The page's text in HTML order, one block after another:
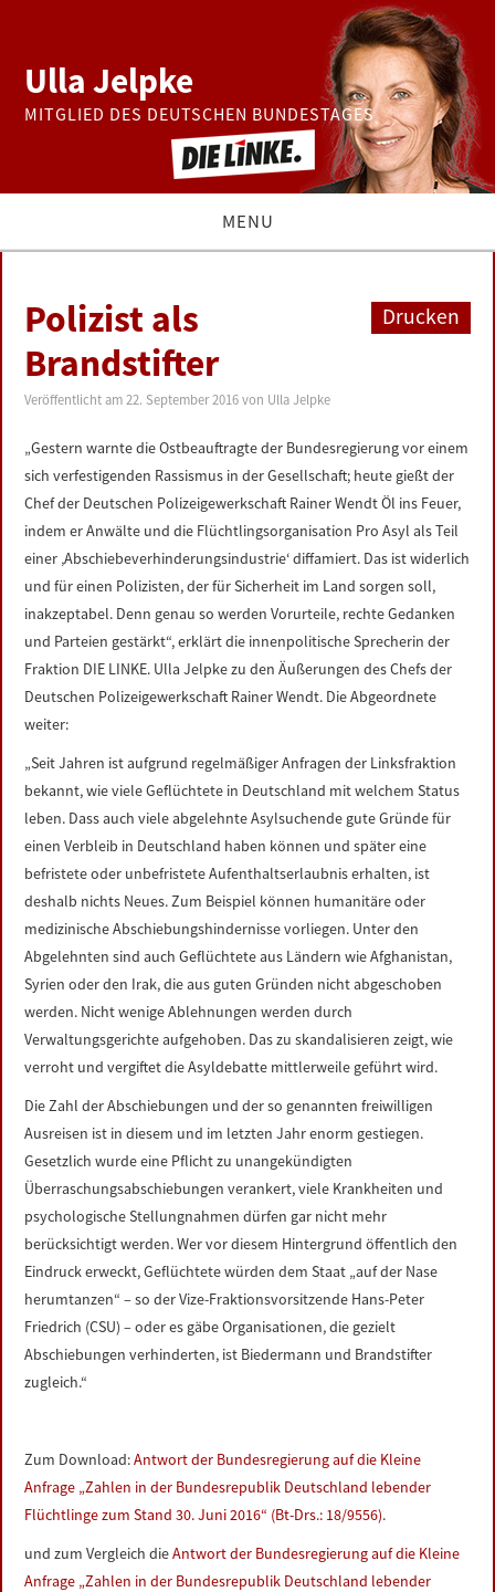
Ulla Jelpke
MITGLIED DES DEUTSCHEN BUNDESTAGES
MENU
BUNDESTAG
PRESSE
ZUR PERSON
LINKS
DATENSCHUTZERKLÄRUNG
IMPRESSUM
Drucken
Polizist als
Brandstifter
Veröffentlicht am22. September 2016 von Ulla Jelpke
„Gestern warnte die Ostbeauftragte der Bundesregierung vor einem
sich verfestigenden Rassismus in der Gesellschaft; heute gießt der
Chef der Deutschen Polizeigewerkschaft Rainer Wendt Öl ins Feuer,
indem er Anwälte und die Flüchtlingsorganisation Pro Asyl als Teil
einer ‚Abschiebeverhinderungsindustrie‘ diffamiert. Das ist widerlich
und für einen Polizisten, der für Sicherheit im Land sorgen soll,
inakzeptabel. Denn genau so werden Vorurteile, rechte Gedanken
und Parteien gestärkt“, erklärt die innenpolitische Sprecherin der
Fraktion DIE LINKE. Ulla Jelpke zu den Äußerungen des Chefs der
Deutschen Polizeigewerkschaft Rainer Wendt. Die Abgeordnete
weiter:
„Seit Jahren ist aufgrund regelmäßiger Anfragen der Linksfraktion
bekannt, wie viele Geflüchtete in Deutschland mit welchem Status
leben. Dass auch viele abgelehnte Asylsuchende gute Gründe für
einen Verbleib in Deutschland haben können und später eine
befristete oder unbefristete Aufenthaltserlaubnis erhalten, ist
deshalb nichts Neues. Zum Beispiel können humanitäre oder
medizinische Abschiebungshindernisse vorliegen. Unter den
Abgelehnten sind auch Geflüchtete aus Ländern wie Afghanistan,
Syrien oder den Irak, die aus guten Gründen nicht abgeschoben
werden. Nicht wenige Ablehnungen werden durch
Verwaltungsgerichte aufgehoben. Das zu skandalisieren zeigt, wie
verroht und vergiftet die Asyldebatte mittlerweile geführt wird.
Die Zahl der Abschiebungen und der so genannten freiwilligen
Ausreisen ist in diesem und im letzten Jahr enorm gestiegen.
Gesetzlich wurde eine Pflicht zu unangekündigten
Überraschungsabschiebungen verankert, viele Krankheiten und
psychologische Stellungnahmen dürfen gar nicht mehr
berücksichtigt werden. Wer vor diesem Hintergrund öffentlich den
Eindruck erweckt, Geflüchtete würden dem Staat „auf der Nase
herumtanzen“ – so der Vize-Fraktionsvorsitzende Hans-Peter
Friedrich (CSU) – oder es gäbe Organisationen, die gezielt
Abschiebungen verhinderten, ist Biedermann und Brandstifter
zugleich.“
Zum Download:Antwort der Bundesregierung auf die Kleine
Anfrage „Zahlen in der Bundesrepublik Deutschland lebender
Flüchtlinge zum Stand 30. Juni 2016“ (Bt-Drs.: 18/9556).
und zum Vergleich dieAntwort der Bundesregierung auf die Kleine
Anfrage „Zahlen in der Bundesrepublik Deutschland lebender